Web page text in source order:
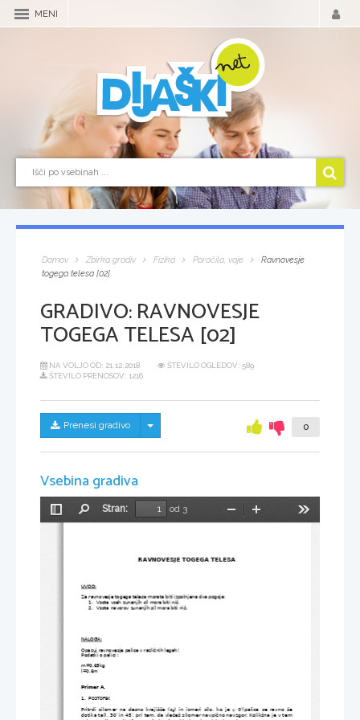
MENI
Domov Zbirka gradiv Fizika Poročila, vaje
Ravnovesje
togega telesa [02]
GRADIVO:RAVNOVESJE
TOGEGA TELESA [02]
NA VOLJO OD: 21.12.2018
ŠTEVILO OGLEDOV: 589
ŠTEVILO PRENOSOV: 1216
Prenesi gradivo Skrij/prikaži meni 0
Vsebina gradiva
Preklopi
Stran:
od 3
Pomanjšaj
RAVNOVESJE TOGEGA TELESA
UVOD:
Za ravnovesje togega telesa morata biti izpolnjena dva pogoja:
1.
Vsota vseh zunanjih sil mora biti nič.
2.
Vsota navorov zunanjih sil mora biti nič.
NALOGA:
Opazuj ravnovesje palice v različnih legah!
Podatki o palici :
m=0,65kg
l=0,6m
Primer A.
1. POSTOPEK
Pritrdi silomer na desno krajišče (s3 ) in izmeri silo, ko je 
  0
(palica se ravno še
dotika tal), 30 in 45, pri tem, da vlečeš silomer navpično navzgor. Kolikšna je v tem